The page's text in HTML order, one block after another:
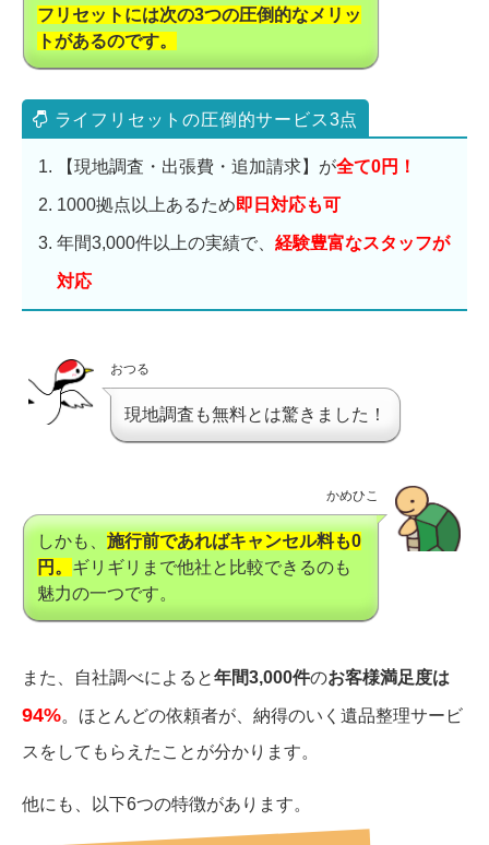
フリセットには次の3つの圧倒的なメリッ
トがあるのです。
【現地調査・出張費・追加請求】が全て0円！
1000拠点以上あるため即日対応も可
年間3,000件以上の実績で、 経験豊富なスタッフが
対応
おつる
現地調査も無料とは驚きました！
かめひこ
しかも、 施行前であればキャンセル料も0
円。 ギリギリまで他社と比較できるのも
魅力の一つです。
また、自社調べによると年間3,000件のお客様満足度は
94%。ほとんどの依頼者が、納得のいく遺品整理サービ
スをしてもらえたことが分かります。
他にも、以下6つの特徴があります。